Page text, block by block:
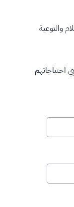
والتوعية
احتياجاتهم